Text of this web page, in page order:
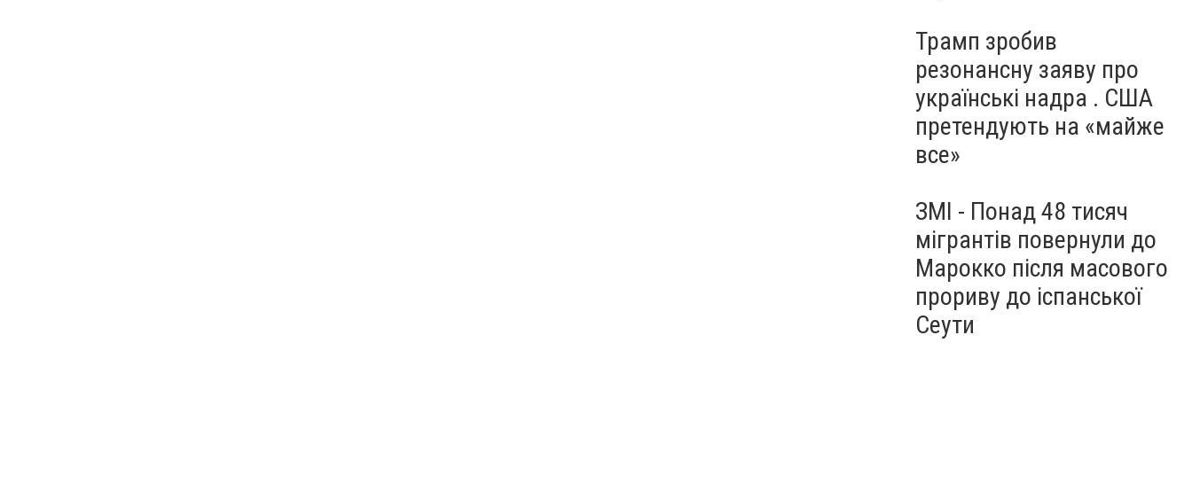
Трамп зробив
резонансну заяву про
українські надра . США
претендують на «майже
все»
ЗМІ - Понад 48 тисяч
мігрантів повернули до
Марокко після масового
прориву до іспанської
Сеути